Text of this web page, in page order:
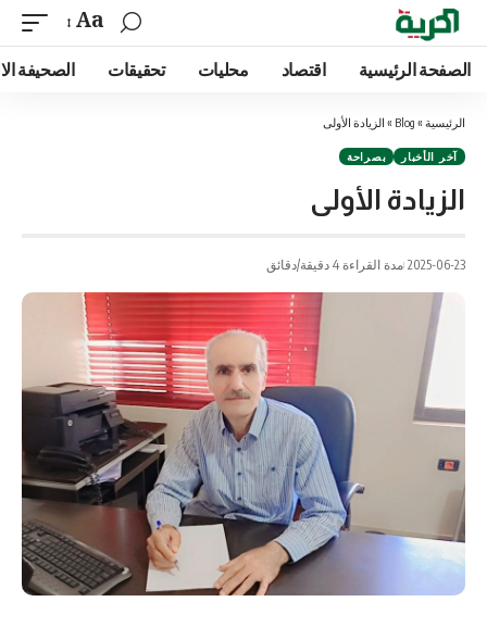
Aa
الصفحة الرئيسية اقتصاد محليات تحقيقات الصحيفة
الرئيسية »
Blog
» الزيادة الأولى
آخر الأخبار بصراحة
الزيادة الأولى
2025-06-23 مدة القراءة 4 دقيقة/دقائق